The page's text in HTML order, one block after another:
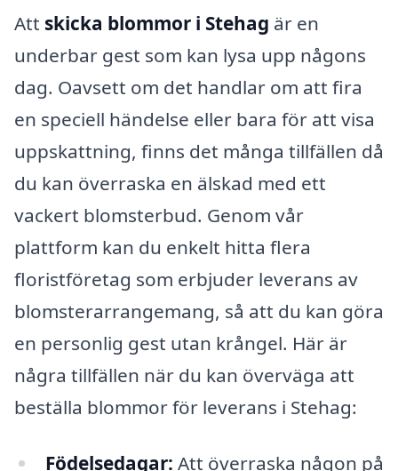
Att skicka blommor i Stehag är en
underbar gest som kan lysa upp någons
dag. Oavsett om det handlar om att fira
en speciell händelse eller bara för att visa
uppskattning, finns det många tillfällen då
du kan överraska en älskad med ett
vackert blomsterbud. Genom vår
plattform kan du enkelt hitta flera
floristföretag som erbjuder leverans av
blomsterarrangemang, så att du kan göra
en personlig gest utan krångel. Här är
några tillfällen när du kan överväga att
beställa blommor för leverans i Stehag:
Födelsedagar: Att överraska någon på